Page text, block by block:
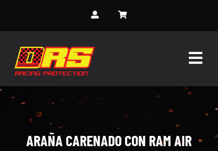
content
INICIO
SOBRE NOSOTROS
SERVICIOS
ARAÑA CARENADO CON RAM AIR